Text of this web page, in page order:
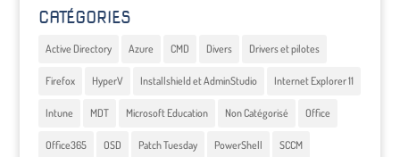
CATÉGORIES
Active Directory Azure CMD Divers Drivers et pilotes
Firefox HyperV Installshield et AdminStudio Internet Explorer 11
Intune MDT Microsoft Education Non Catégorisé Office
Office365 OSD Patch Tuesday PowerShell SCCM